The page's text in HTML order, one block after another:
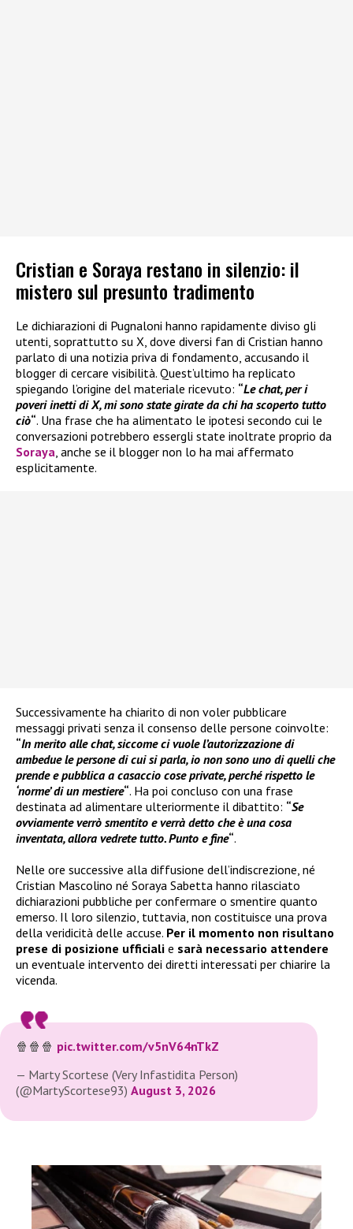
Cristian e Soraya restano in silenzio: il
mistero sul presunto tradimento
Le dichiarazioni di Pugnaloni hanno rapidamente diviso gli
utenti, soprattutto su X, dove diversi fan di Cristian hanno
parlato di una notizia priva di fondamento, accusando il
blogger di cercare visibilità. Quest’ultimo ha replicato
spiegando l’origine del materiale ricevuto: “Le chat, per i
poveri inetti di X, mi sono state girate da chi ha scoperto tutto
ciò“. Una frase che ha alimentato le ipotesi secondo cui le
conversazioni potrebbero essergli state inoltrate proprio da
Soraya , anche se il blogger non lo ha mai affermato
esplicitamente.
Successivamente ha chiarito di non voler pubblicare
messaggi privati senza il consenso delle persone coinvolte:
“In merito alle chat, siccome ci vuole l’autorizzazione di
ambedue le persone di cui si parla, io non sono uno di quelli che
prende e pubblica a casaccio cose private, perché rispetto le
‘norme’ di un mestiere“. Ha poi concluso con una frase
destinata ad alimentare ulteriormente il dibattito: “Se
ovviamente verrò smentito e verrà detto che è una cosa
inventata, allora vedrete tutto. Punto e fine“.
Nelle ore successive alla diffusione dell’indiscrezione, né
Cristian Mascolino né Soraya Sabetta hanno rilasciato
dichiarazioni pubbliche per confermare o smentire quanto
emerso. Il loro silenzio, tuttavia, non costituisce una prova
della veridicità delle accuse. Per il momento non risultano
prese di posizione ufficiali e sarà necessario attendere
un eventuale intervento dei diretti interessati per chiarire la
vicenda.
🍿🍿🍿 pic.twitter.com/v5nV64nTkZ
— Marty Scortese (Very Infastidita Person)
(@MartyScortese93) August 3, 2026